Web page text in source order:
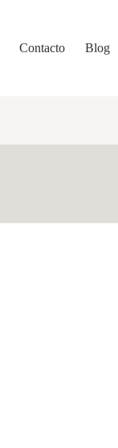
Contacto Blog